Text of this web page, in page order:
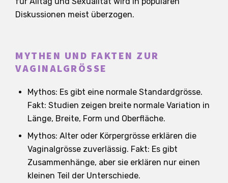
Diskussionen meist überzogen.
MYTHEN UND FAKTEN ZUR
VAGINALGRÖSSE
Mythos: Es gibt eine normale Standardgrösse.
Fakt: Studien zeigen breite normale Variation in
Länge, Breite, Form und Oberfläche.
Mythos: Alter oder Körpergrösse erklären die
Vaginalgrösse zuverlässig. Fakt: Es gibt
Zusammenhänge, aber sie erklären nur einen
kleinen Teil der Unterschiede.